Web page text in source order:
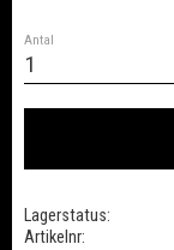
Antal
Lagerstatus
Artikelnr